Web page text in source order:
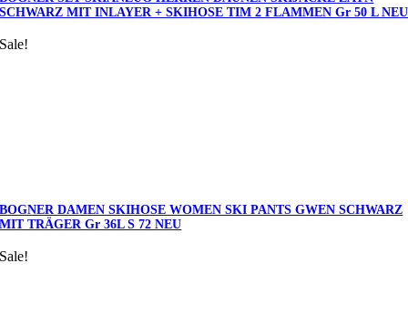
SCHWARZ MIT INLAYER + SKIHOSE TIM 2 FLAMMEN Gr 50 L NEU
Sale!
BOGNER DAMEN SKIHOSE WOMEN SKI PANTS GWEN SCHWARZ
MIT TRÄGER Gr 36L S 72 NEU
Sale!